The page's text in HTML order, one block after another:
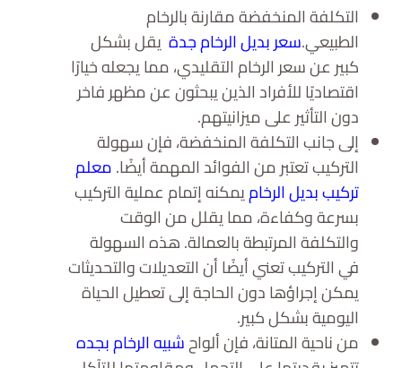
التكلفة المنخفضة مقارنة بالرخام
الطبيعي.سعر بديل الرخام جدة يقل بشكل
كبير عن سعر الرخام التقليدي، مما يجعله خيارًا
اقتصاديًا للأفراد الذين يبحثون عن مظهر فاخر
دون التأثير على ميزانيتهم.
إلى جانب التكلفة المنخفضة، فإن سهولة
التركيب تعتبر من الفوائد المهمة أيضًا.معلم
تركيب بديل الرخاميمكنه إتمام عملية التركيب
بسرعة وكفاءة، مما يقلل من الوقت
والتكلفة المرتبطة بالعمالة. هذه السهولة
في التركيب تعني أيضًا أن التعديلات والتحديثات
يمكن إجراؤها دون الحاجة إلى تعطيل الحياة
اليومية بشكل كبير.
من ناحية المتانة، فإن ألواحشبيه الرخام بجده